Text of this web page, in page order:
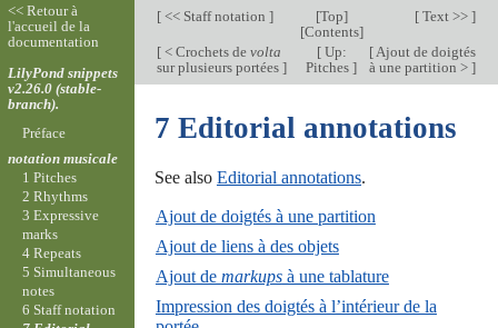
[<< Staff notation ] [Top]
[Contents]
[Text >> ]
[< Crochets de volta
sur plusieurs portées ]
[Up:
Pitches]
[Ajout de doigtés
à une partition > ]
7 Editorial annotations
See also Editorial annotations.
Ajout de doigtés à une partition
Ajout de liens à des objets
Ajout de markupsà une tablature
Impression des doigtés à l’intérieur de la
<< Retour à
l'accueil de la
documentation
LilyPond snippets
v2.26.0 (stable-
branch).
Préface
notation musicale
1 Pitches
2 Rhythms
3 Expressive
marks
4 Repeats
5 Simultaneous
notes
6 Staff notation